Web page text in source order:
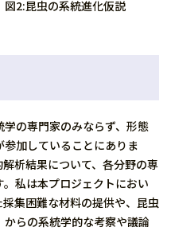
進化仮説
の専門家のみならず、形態
加していることにありま
析結果について、各分野の専
私は本プロジェクトにおい
集困難な材料の提供や、昆虫
らの系統学的な考察や議論